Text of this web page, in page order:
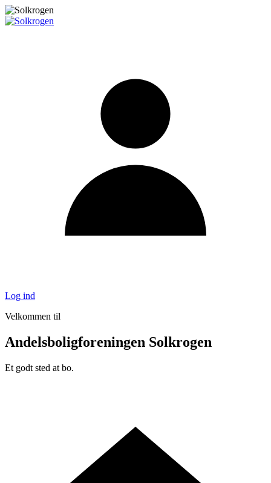
Log ind
Velkommen til
Andelsboligforeningen Solkrogen
Et godt sted at bo.